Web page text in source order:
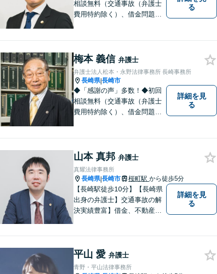
相談無料（交通事故（弁護士
費用特約除く）、借金問題、
る
梅本 義信 弁護士
弁護士法人松本・永野法律事務所 長崎事務所
長崎県|長崎市
◆「感謝の声」多数！◆初回
相談無料（交通事故（弁護士
費用特約除く）、借金問題、
～7年合計）
詳細を見
る
山本 真邦 弁護士
真耀法律事務所
長崎県|長崎市 桜町駅 から徒歩5分
【長崎駅徒歩10分】【長崎県
出身の弁護士】交通事故の解
決実績豊富】借金、不動産、
い、解決まで二人三脚でサポ
ートします。◆近隣駐車場あ
詳細を見
る
平山 愛 弁護士
青野・平山法律事務所